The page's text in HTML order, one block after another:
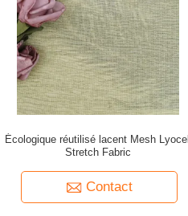
Écologique réutilisé lacent Mesh Lyocell
Stretch Fabric
Contact